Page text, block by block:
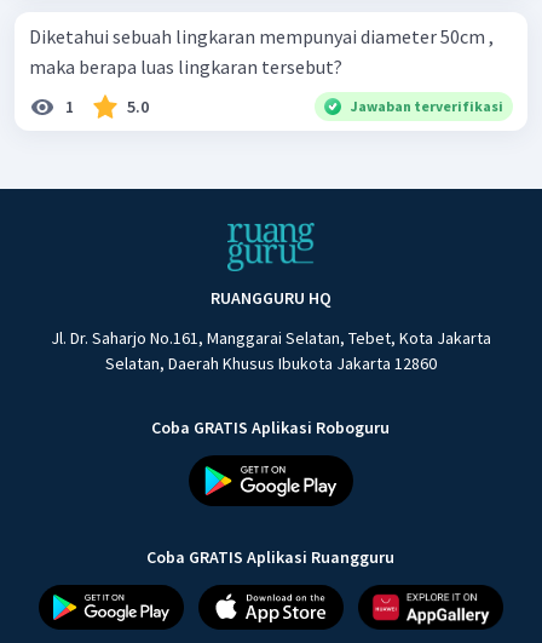
Diketahui sebuah lingkaran mempunyai diameter 50cm ,
maka berapa luas lingkaran tersebut?
1 5.0 Jawaban terverifikasi
RUANGGURU HQ
Jl. Dr. Saharjo No.161, Manggarai Selatan, Tebet, Kota Jakarta
Selatan, Daerah Khusus Ibukota Jakarta 12860
Coba GRATIS Aplikasi Roboguru
Coba GRATIS Aplikasi Ruangguru